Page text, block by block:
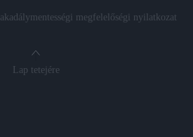
akadálymentességi megfelelőségi nyilatkozat
Lap tetejére